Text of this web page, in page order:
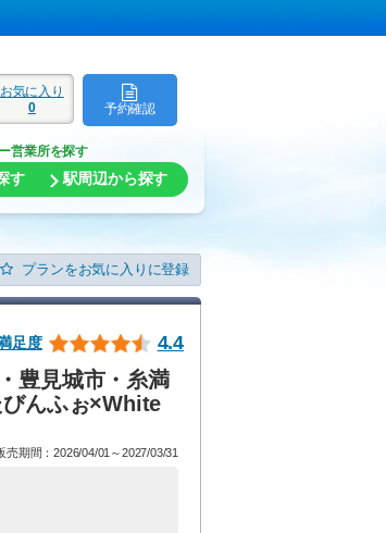
予約確認
お気に入り
0
営業所を探す
す 駅周辺から探す
プランをお気に入りに登録
足度 4.4
豊見城市・糸満
んふぉ×White
売期間：2026/04/01～2027/03/31